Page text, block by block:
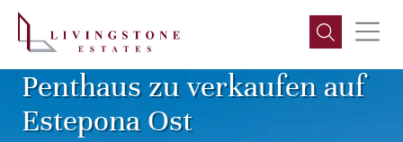
Penthaus zu verkaufen auf
Estepona Ost